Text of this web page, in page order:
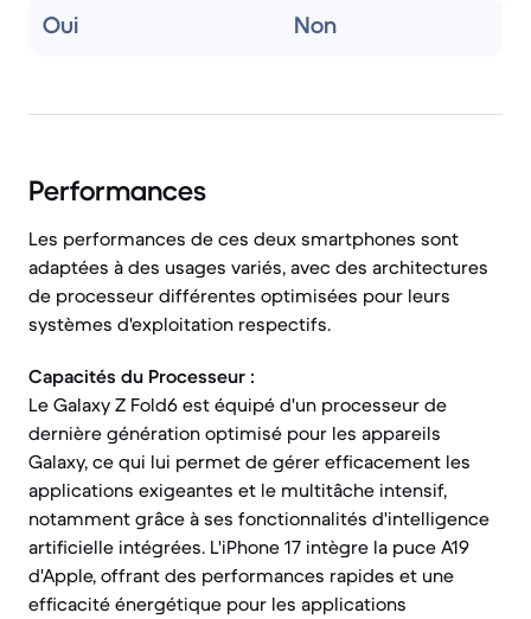
Oui Non
Performances
Les performances de ces deux smartphones sont
adaptées à des usages variés, avec des architectures
de processeur différentes optimisées pour leurs
systèmes d'exploitation respectifs.
Capacités du Processeur :
Le Galaxy Z Fold6 est équipé d'un processeur de
dernière génération optimisé pour les appareils
Galaxy, ce qui lui permet de gérer efficacement les
applications exigeantes et le multitâche intensif,
notamment grâce à ses fonctionnalités d'intelligence
artificielle intégrées. L'iPhone 17 intègre la puce A19
d'Apple, offrant des performances rapides et une
efficacité énergétique pour les applications